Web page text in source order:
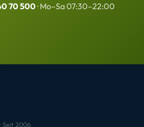
70 500· Mo–Sa 07:30–22:00
Seit 2006